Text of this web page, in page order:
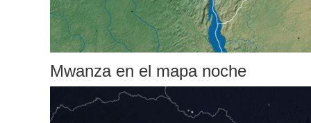
Mwanza en el mapa noche